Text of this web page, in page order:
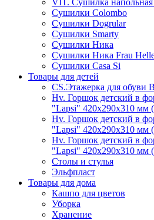
VIT. Сушилка
Cушилки Colombo
Сушилки Dogrular
Сушилки Smarty
Сушилки Ника
Сушилки Ника Frau
Сушилки Сasa Si
Товары для детей
CS.Этажерка для обуви
Hv. Горшок детский в
"Lapsi" 420х290х310 мм
Hv. Горшок детский в
"Lapsi" 420х290х310 мм
Hv. Горшок детский в
"Lapsi" 420х290х310 мм
Столы и стулья
Эльфпласт
Товары для дома
Кашпо для цветов
Уборка
Хранение